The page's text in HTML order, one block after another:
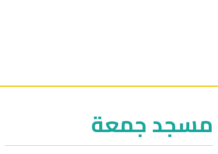
مسجد جمعة